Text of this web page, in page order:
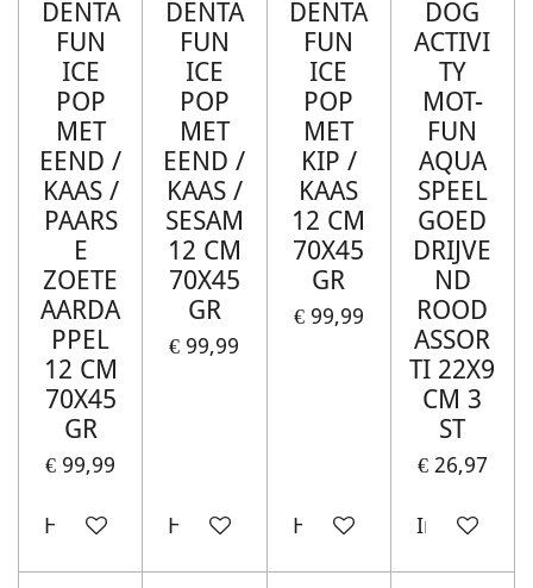
DENTA
FUN
ICE
POP
MET
EEND /
KAAS /
PAARS
E
ZOETE
AARDA
PPEL
12 CM
70X45
GR
€ 99,99
Houd mij op de hoogte
DENTA
FUN
ICE
POP
MET
EEND /
KAAS /
SESAM
12 CM
70X45
GR
€ 99,99
Houd mij op de hoogte
DENTA
FUN
ICE
POP
MET
KIP /
KAAS
12 CM
70X45
GR
€ 99,99
Houd mij op de hoogte
DOG
ACTIVI
TY
MOT-
FUN
AQUA
SPEEL
GOED
DRIJVE
ND
ROOD
ASSOR
TI 22X9
CM 3
ST
€ 26,97
In